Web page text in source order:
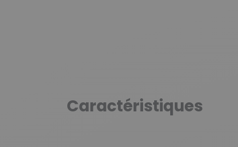
Caractéristiques